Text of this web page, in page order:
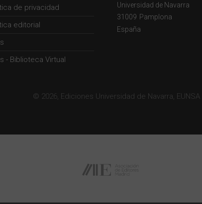
de privacidad
editorial
- Biblioteca Virtual
Universidad de Navarra
31009 Pamplona
España
© 2026, Ediciones Universidad de Navarra, EUNSA